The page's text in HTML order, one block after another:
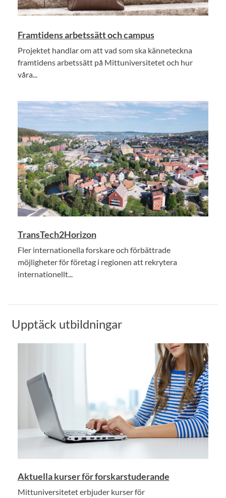
Framtidens arbetssätt och campus
Projektet handlar om att vad som ska känneteckna
framtidens arbetssätt på Mittuniversitetet och hur
våra...
TransTech2Horizon
Fler internationella forskare och förbättrade
möjligheter för företag i regionen att rekrytera
internationellt...
Upptäck utbildningar
Aktuella kurser för forskarstuderande
Mittuniversitetet erbjuder kurser för